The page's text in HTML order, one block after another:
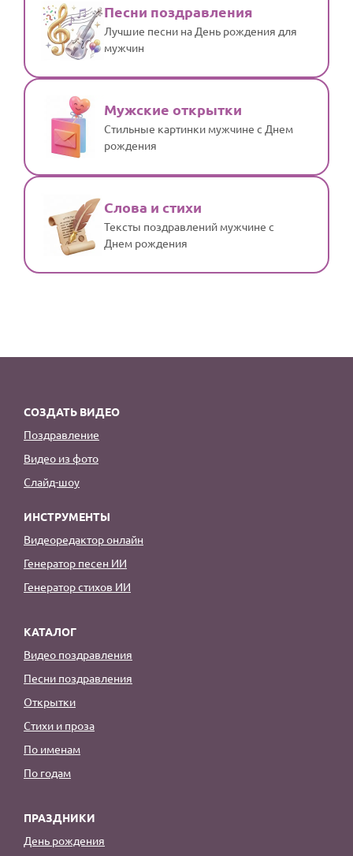
Песни поздравления
Лучшие песни на День рождения для
мужчин
Мужские открытки
Стильные картинки мужчине с Днем
рождения
Слова и стихи
Тексты поздравлений мужчине с
Днем рождения
СОЗДАТЬ ВИДЕО
Поздравление
Видео из фото
Слайд-шоу
ИНСТРУМЕНТЫ
Видеоредактор онлайн
Генератор песен ИИ
Генератор стихов ИИ
КАТАЛОГ
Видео поздравления
Песни поздравления
Открытки
Стихи и проза
По именам
По годам
ПРАЗДНИКИ
День рождения